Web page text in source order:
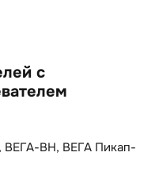
с
ВН, ВЕГА Пикап-